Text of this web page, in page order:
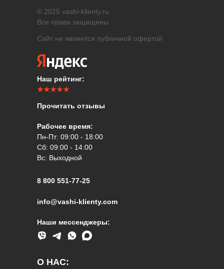
Наш рейтинг:
★★★★★
Прочитать отзывы
8 800 551-77-25
info@vashi-klienty.com
Сайт не является публичной офертой
© 2025 vashi-klienty.ru
Все права защищены
Рабочее время:
Пн-Пт: 09:00 - 18:00
Сб: 09:00 - 14:00
Вс: Выходной
О НАС:
Наши мессенджеры: